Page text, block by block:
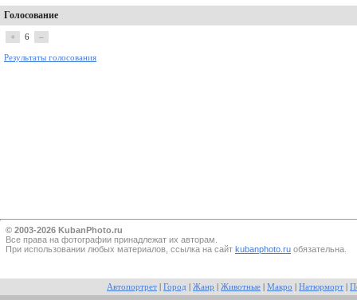
Голосование
+ 6 –
Результаты голосования
© 2003-2026 KubanPhoto.ru
Все прaва на фотографии принадлежат их авторам.
При использовании любых материалов, ссылка на сайт kubanphoto.ru обязательна.
Автопортрет Город Жанр Животные Макро Натюрморт